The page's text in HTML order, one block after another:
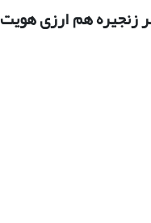
زنجیره هم ارزی هویت